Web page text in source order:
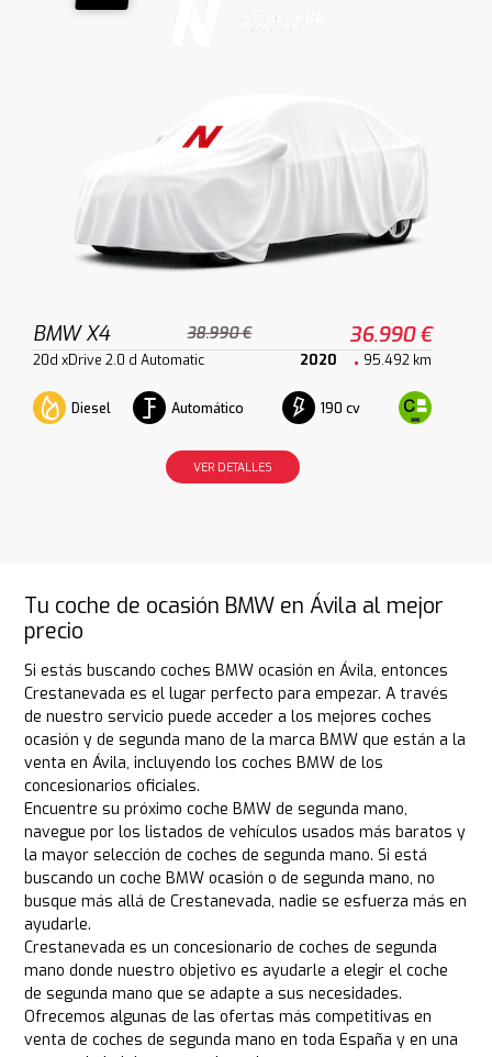
BMW X4 38.990 € 36.990 €
20d xDrive 2.0 d Automatic 2020 95.492 km
Diesel Automático 190 cv
VER DETALLES
Tu coche de ocasión BMW en Ávila al mejor
precio
Si estás buscando coches BMW ocasión en Ávila, entonces
Crestanevada es el lugar perfecto para empezar. A través
de nuestro servicio puede acceder a los mejores coches
ocasión y de segunda mano de la marca BMW que están a la
venta en Ávila, incluyendo los coches BMW de los
concesionarios oficiales.
Encuentre su próximo coche BMW de segunda mano,
navegue por los listados de vehículos usados más baratos y
la mayor selección de coches de segunda mano. Si está
buscando un coche BMW ocasión o de segunda mano, no
busque más allá de Crestanevada, nadie se esfuerza más en
ayudarle.
Crestanevada es un concesionario de coches de segunda
mano donde nuestro objetivo es ayudarle a elegir el coche
de segunda mano que se adapte a sus necesidades.
Ofrecemos algunas de las ofertas más competitivas en
venta de coches de segunda mano en toda España y en una